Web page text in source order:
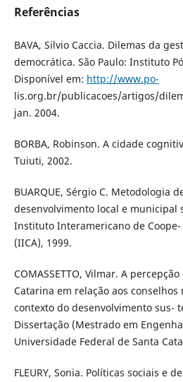
Referências
BAVA, Silvio Caccia. Dilemas da
democrática. São Paulo: Instituto
Disponível em: http://www.po-
lis.org.br/publicacoes/artigos/
jan. 2004.
BORBA, Robinson. A cidade
Tuiuti, 2002.
BUARQUE, Sérgio C. Metodologia
desenvolvimento local e municipal
Instituto Interamericano de
(IICA), 1999.
COMASSETTO, Vilmar. A
Catarina em relação aos
contexto do desenvolvimento sus-
Dissertação (Mestrado em
Universidade Federal de Santa
FLEURY, Sonia. Políticas sociais e